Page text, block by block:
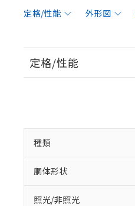
定格/性能 外形図
定格/性能
種類
胴体形状
照光/非照光